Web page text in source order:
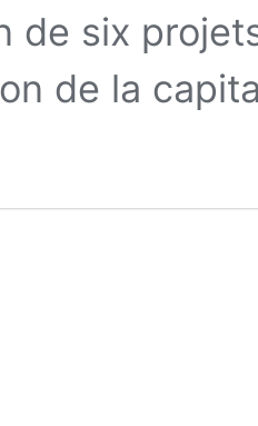
de six
de la